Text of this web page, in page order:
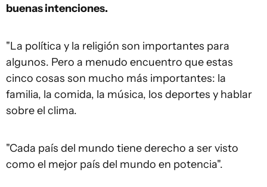
buenas intenciones.
"La política y la religión son importantes para
algunos. Pero a menudo encuentro que estas
cinco cosas son mucho más importantes: la
familia, la comida, la música, los deportes y hablar
sobre el clima.
"Cada país del mundo tiene derecho a ser visto
como el mejor país del mundo en potencia".